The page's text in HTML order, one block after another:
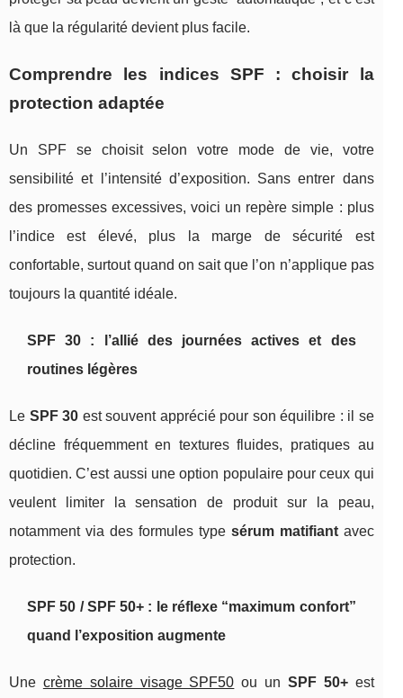
là que la régularité devient plus facile.
Comprendre les indices SPF : choisir la
protection adaptée
Un SPF se choisit selon votre mode de vie, votre
sensibilité et l’intensité d’exposition. Sans entrer dans
des promesses excessives, voici un repère simple : plus
l’indice est élevé, plus la marge de sécurité est
confortable, surtout quand on sait que l’on n’applique pas
toujours la quantité idéale.
SPF 30 : l’allié des journées actives et des
routines légères
Le SPF 30 est souvent apprécié pour son équilibre : il se
décline fréquemment en textures fluides, pratiques au
quotidien. C’est aussi une option populaire pour ceux qui
veulent limiter la sensation de produit sur la peau,
notamment via des formules type sérum matifiantavec
protection.
SPF 50 / SPF 50+ : le réflexe “maximum confort”
quand l’exposition augmente
Une crème solaire visage SPF50 ou un SPF 50+est